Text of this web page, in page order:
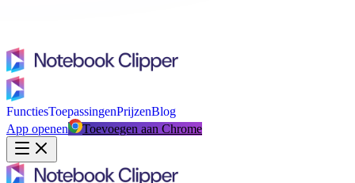
FunctiesToepassingenPrijzenBlog
App openen
Toevoegen aan Chrome